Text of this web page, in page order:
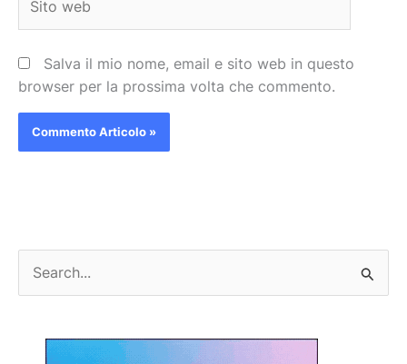
web
Salva il mio nome, email e sito web in questo
browser per la prossima volta che commento.